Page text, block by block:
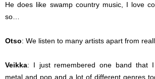
He does like swamp country music, I love
so…
Otso: We listen to many artists apart from
Veikka: I just remembered one band that
metal and pop and a lot of different genres